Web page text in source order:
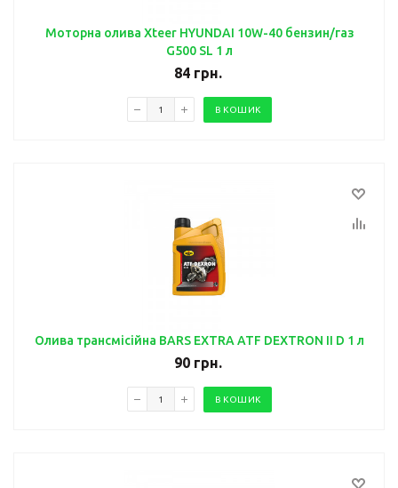
Моторна олива Xteer HYUNDAI 10W-40 бензин/газ
G500 SL 1 л
84грн.
В КОШИК
Олива трансмісійна BARS EXTRA ATF DEXTRON II D 1 л
90грн.
В КОШИК